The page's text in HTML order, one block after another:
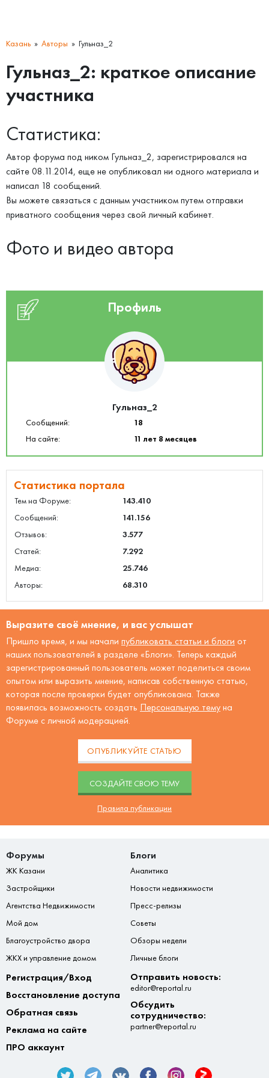
Казань Авторы Гульназ_2
Гульназ_2: краткое описание
участника
Статистика:
Автор форума под ником Гульназ_2, зарегистрировался на
сайте 08.11.2014, еще не опубликовал ни одного материала и
написал 18 сообщений.
Вы можете связаться с данным участником путем отправки
приватного сообщения через свой личный кабинет.
Фото и видео автора
Профиль
Гульназ_2
Сообщений:
18
На сайте:
11 лет 8 месяцев
Статистика портала
Тем на Форуме:
143.410
Сообщений:
141.156
Отзывов:
3.577
Статей:
7.292
Медиа:
25.746
Авторы:
68.310
Выразите своё мнение, и вас услышат
Пришло время, и мы начали публиковать статьи и блоги от
наших пользователей в разделе «Блоги». Теперь каждый
зарегистрированный пользователь может поделиться своим
опытом или выразить мнение, написав собственную статью,
которая после проверки будет опубликована. Также
появилась возможность создать Персональную тему на
Форуме с личной модерацией.
ОПУБЛИКУЙТЕ СТАТЬЮ
CОЗДАЙТЕ СВОЮ ТЕМУ
Правила публикации
Форумы
ЖК Казани
Застройщики
Агентства Недвижимости
Мой дом
Благоустройство двора
ЖКХ и управление домом
Блоги
Аналитика
Новости недвижимости
Пресс-релизы
Советы
Обзоры недели
Личные блоги
Регистрация/Вход
Восстановление доступа
Обратная связь
Реклама на сайте
ПРО аккаунт
Отправить новость:
editor@reportal.ru
Обсудить
сотрудничество:
partner@reportal.ru